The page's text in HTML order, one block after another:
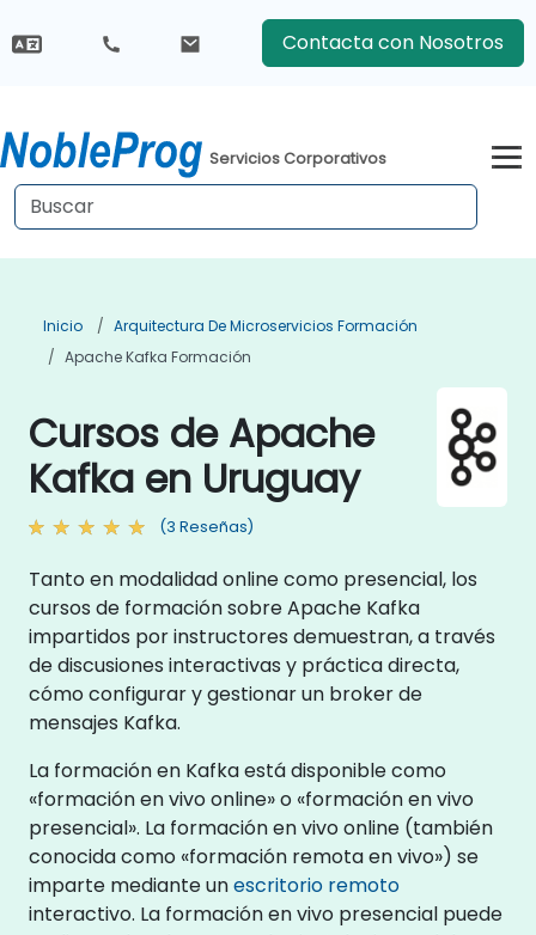
Contacta con Nosotros
Servicios Corporativos
Inicio
Arquitectura De Microservicios Formación
Apache Kafka Formación
Cursos de Apache
Kafka en Uruguay
(3 Reseñas)
Tanto en modalidad online como presencial, los
cursos de formación sobre Apache Kafka
impartidos por instructores demuestran, a través
de discusiones interactivas y práctica directa,
cómo configurar y gestionar un broker de
mensajes Kafka.
La formación en Kafka está disponible como
«formación en vivo online» o «formación en vivo
presencial». La formación en vivo online (también
conocida como «formación remota en vivo») se
imparte mediante unescritorio remoto
interactivo. La formación en vivo presencial puede